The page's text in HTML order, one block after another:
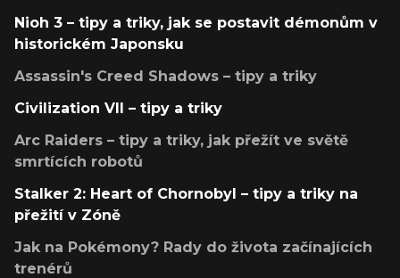
Nioh 3 – tipy a triky, jak se postavit démonům v
historickém Japonsku
Assassin's Creed Shadows – tipy a triky
Civilization VII – tipy a triky
Arc Raiders – tipy a triky, jak přežít ve světě
smrtících robotů
Stalker 2: Heart of Chornobyl – tipy a triky na
přežití v Zóně
Jak na Pokémony? Rady do života začínajících
trenérů